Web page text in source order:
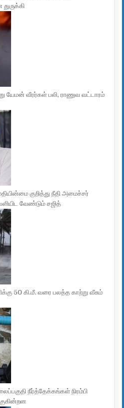
யேமன் வீரர்கள் பலி, ராணுவ வட்டாரம்
குறித்து நீதி அமைச்சர்
வேண்டும் சஜித்
50 கி.மீ. வரை பலத்த காற்று வீசும்
நீர்த்தேக்கங்கள் நிரம்பி